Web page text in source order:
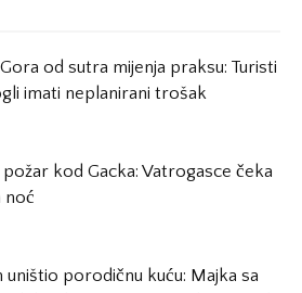
od sutra mijenja praksu: Turisti
imati neplanirani trošak
kod Gacka: Vatrogasce čeka
noć
uništio porodičnu kuću: Majka sa